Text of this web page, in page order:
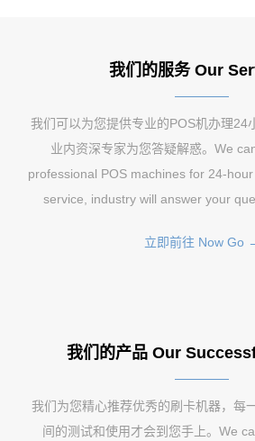
我们的服务 Our
我们可以为您提供专业的POS机办理24
业内资深专家为您答疑解惑。We
professional POS machines for 24-
service, industry will answer your
立即前往 Now Go
我们的产品 Our
我们为您精心推荐优秀的刷卡机器，每
间的测试和使用才会到您手上。We